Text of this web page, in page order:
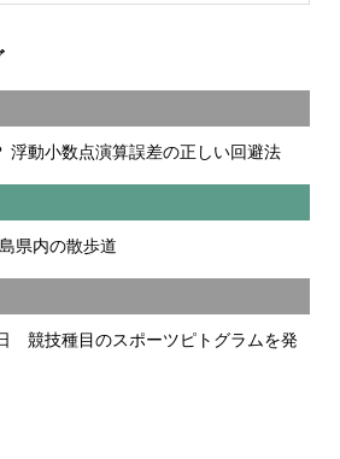
浮動小数点演算誤差の正しい回避法
県内の散歩道
競技種目のスポーツピトグラムを発